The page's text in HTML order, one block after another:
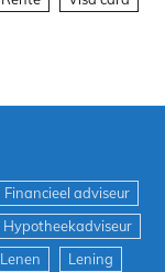
Financieel adviseur
Hypotheekadviseur
Lenen
Lening